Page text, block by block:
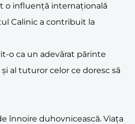
o influență internațională
Calinic a contribuit la
o ca un adevărat părinte
al tuturor celor ce doresc să
înnoire duhovnicească. Viața